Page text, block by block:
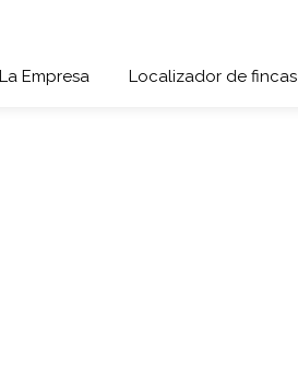
La Empresa Localizador de fincas